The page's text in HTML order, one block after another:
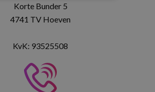
Korte Bunder 5
4741 TV Hoeven
KvK: 93525508